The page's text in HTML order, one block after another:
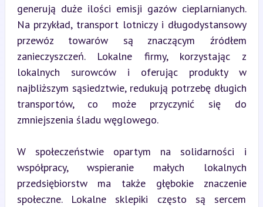
generują duże ilości emisji gazów cieplarnianych.
Na przykład, transport lotniczy i długodystansowy
przewóz towarów są znaczącym źródłem
zanieczyszczeń. Lokalne firmy, korzystając z
lokalnych surowców i oferując produkty w
najbliższym sąsiedztwie, redukują potrzebę długich
transportów, co może przyczynić się do
zmniejszenia śladu węglowego.
W społeczeństwie opartym na solidarności i
współpracy, wspieranie małych lokalnych
przedsiębiorstw ma także głębokie znaczenie
społeczne. Lokalne sklepiki często są sercem